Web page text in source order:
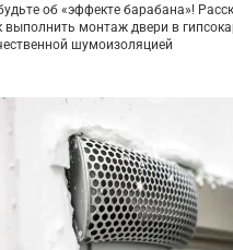
об «эффекте барабана»!
выполнить монтаж двери в
шумоизоляцией